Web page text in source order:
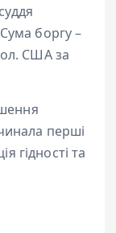
боргу –
США за
перші
гідності та